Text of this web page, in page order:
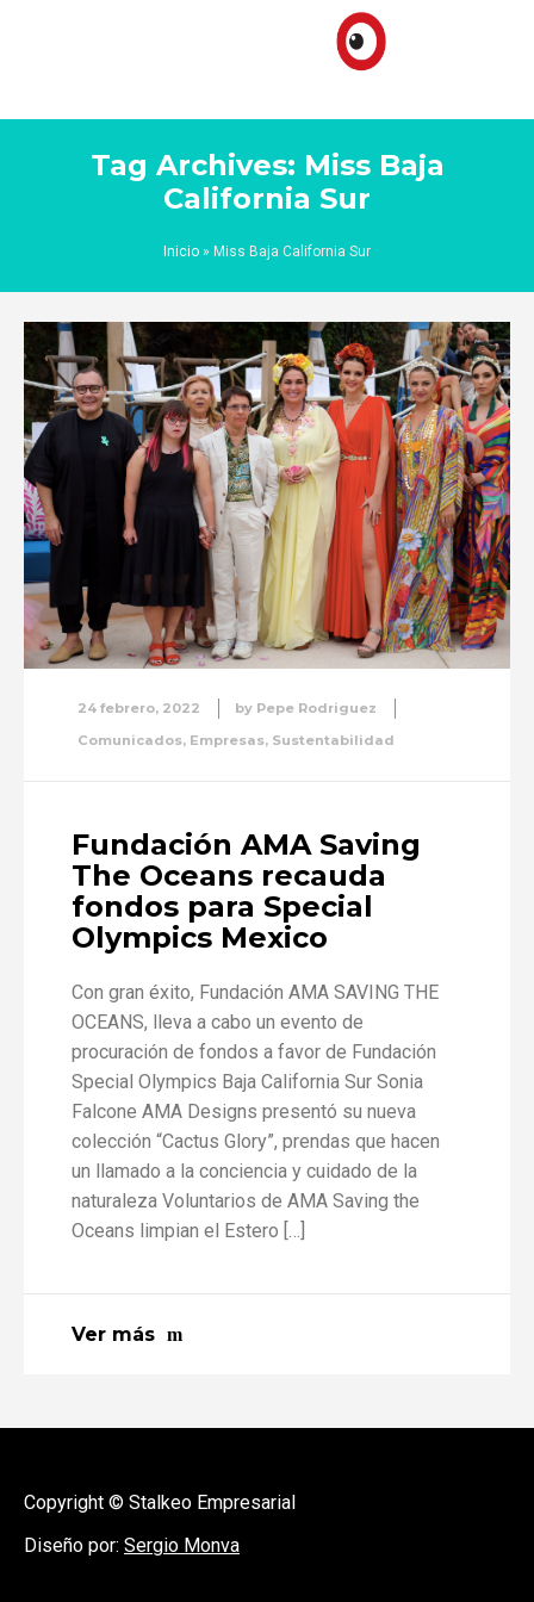
Tag Archives: Miss Baja
California Sur
Inicio » Miss Baja California Sur
24 febrero, 2022 by Pepe Rodriguez
Comunicados, Empresas, Sustentabilidad
Fundación AMA Saving
The Oceans recauda
fondos para Special
Olympics Mexico
Con gran éxito, Fundación AMA SAVING THE
OCEANS, lleva a cabo un evento de
procuración de fondos a favor de Fundación
Special Olympics Baja California Sur Sonia
Falcone AMA Designs presentó su nueva
colección “Cactus Glory”, prendas que hacen
un llamado a la conciencia y cuidado de la
naturaleza Voluntarios de AMA Saving the
Oceans limpian el Estero […]
Ver más
Copyright © Stalkeo Empresarial
Diseño por: Sergio Monva